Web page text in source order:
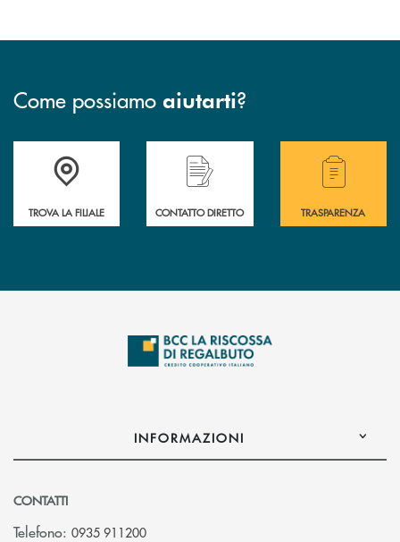
Come possiamo aiutarti?
Accedi all' elenco completo delle filiali della Bcc
TROVA LA FILIALE
Hai bisogno di assistenza immediata?
CONTATTO DIRETTO
Hai bisogno di
TRASPARENZA
INFORMAZIONI
CONTATTI
Telefono: 0935 911200